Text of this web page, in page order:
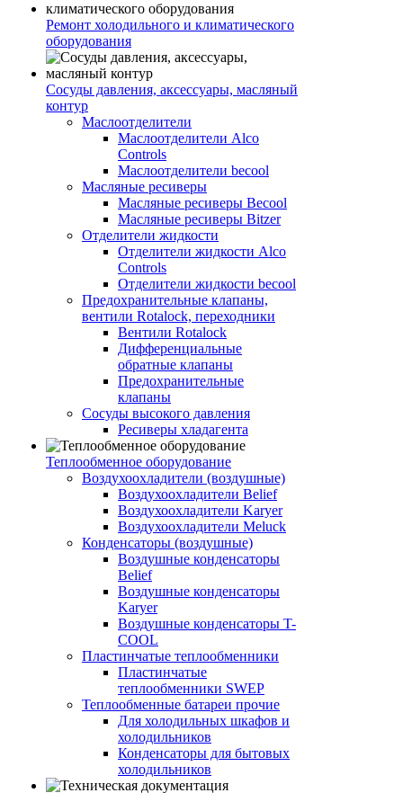
Ремонт холодильного и климатического
оборудования
Сосуды давления, аксессуары, масляный
контур
Маслоотделители
Маслоотделители Alco
Controls
Маслоотделители becool
Масляные ресиверы
Масляные ресиверы Becool
Масляные ресиверы Bitzer
Отделители жидкости
Отделители жидкости Alco
Controls
Отделители жидкости becool
Предохранительные клапаны,
вентили Rotalock, переходники
Вентили Rotalock
Дифференциальные
обратные клапаны
Предохранительные
клапаны
Сосуды высокого давления
Ресиверы хладагента
Теплообменное оборудование
Воздухоохладители (воздушные)
Воздухоохладители Belief
Воздухоохладители Karyer
Воздухоохладители Meluck
Конденсаторы (воздушные)
Воздушные конденсаторы
Belief
Воздушные конденсаторы
Karyer
Воздушные конденсаторы T-
COOL
Пластинчатые теплообменники
Пластинчатые
теплообменники SWEP
Теплообменные батареи прочие
Для холодильных шкафов и
холодильников
Конденсаторы для бытовых
холодильников